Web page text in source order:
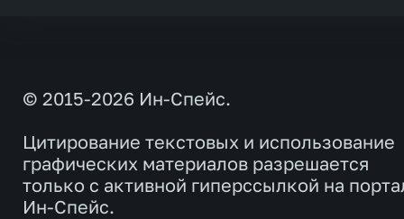
© 2015-2026 Ин-Спейс.
Цитирование текстовых и использование
графических материалов разрешается
только с активной гиперссылкой на
Ин-Спейс.